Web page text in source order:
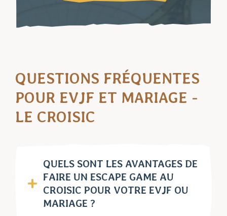
QUESTIONS FRÉQUENTES
POUR EVJF ET MARIAGE -
LE CROISIC
QUELS SONT LES AVANTAGES DE
FAIRE UN ESCAPE GAME AU
CROISIC POUR VOTRE EVJF OU
MARIAGE ?